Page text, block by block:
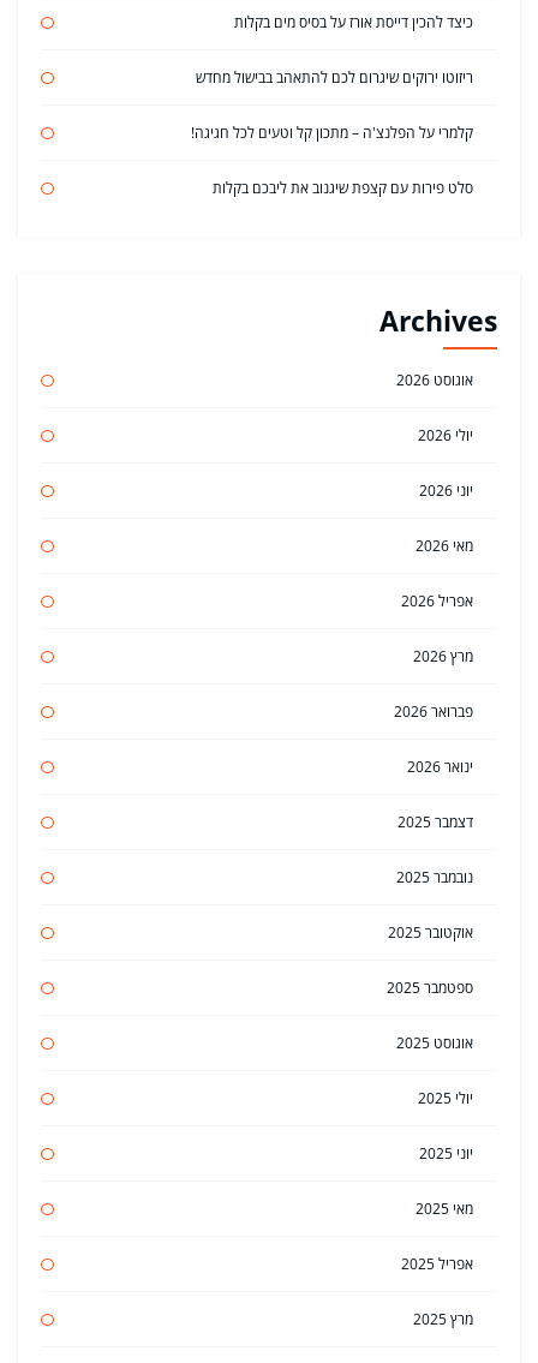
כיצד להכין דייסת אורז על בסיס מים בקלות
ריזוטו ירוקים שיגרום לכם להתאהב בבישול מחדש
קלמרי על הפלנצ'ה – מתכון קל וטעים לכל חגיגה!
סלט פירות עם קצפת שיגנוב את ליבכם בקלות
Archives
אוגוסט 2026
יולי 2026
יוני 2026
מאי 2026
אפריל 2026
מרץ 2026
פברואר 2026
ינואר 2026
דצמבר 2025
נובמבר 2025
אוקטובר 2025
ספטמבר 2025
אוגוסט 2025
יולי 2025
יוני 2025
מאי 2025
אפריל 2025
מרץ 2025